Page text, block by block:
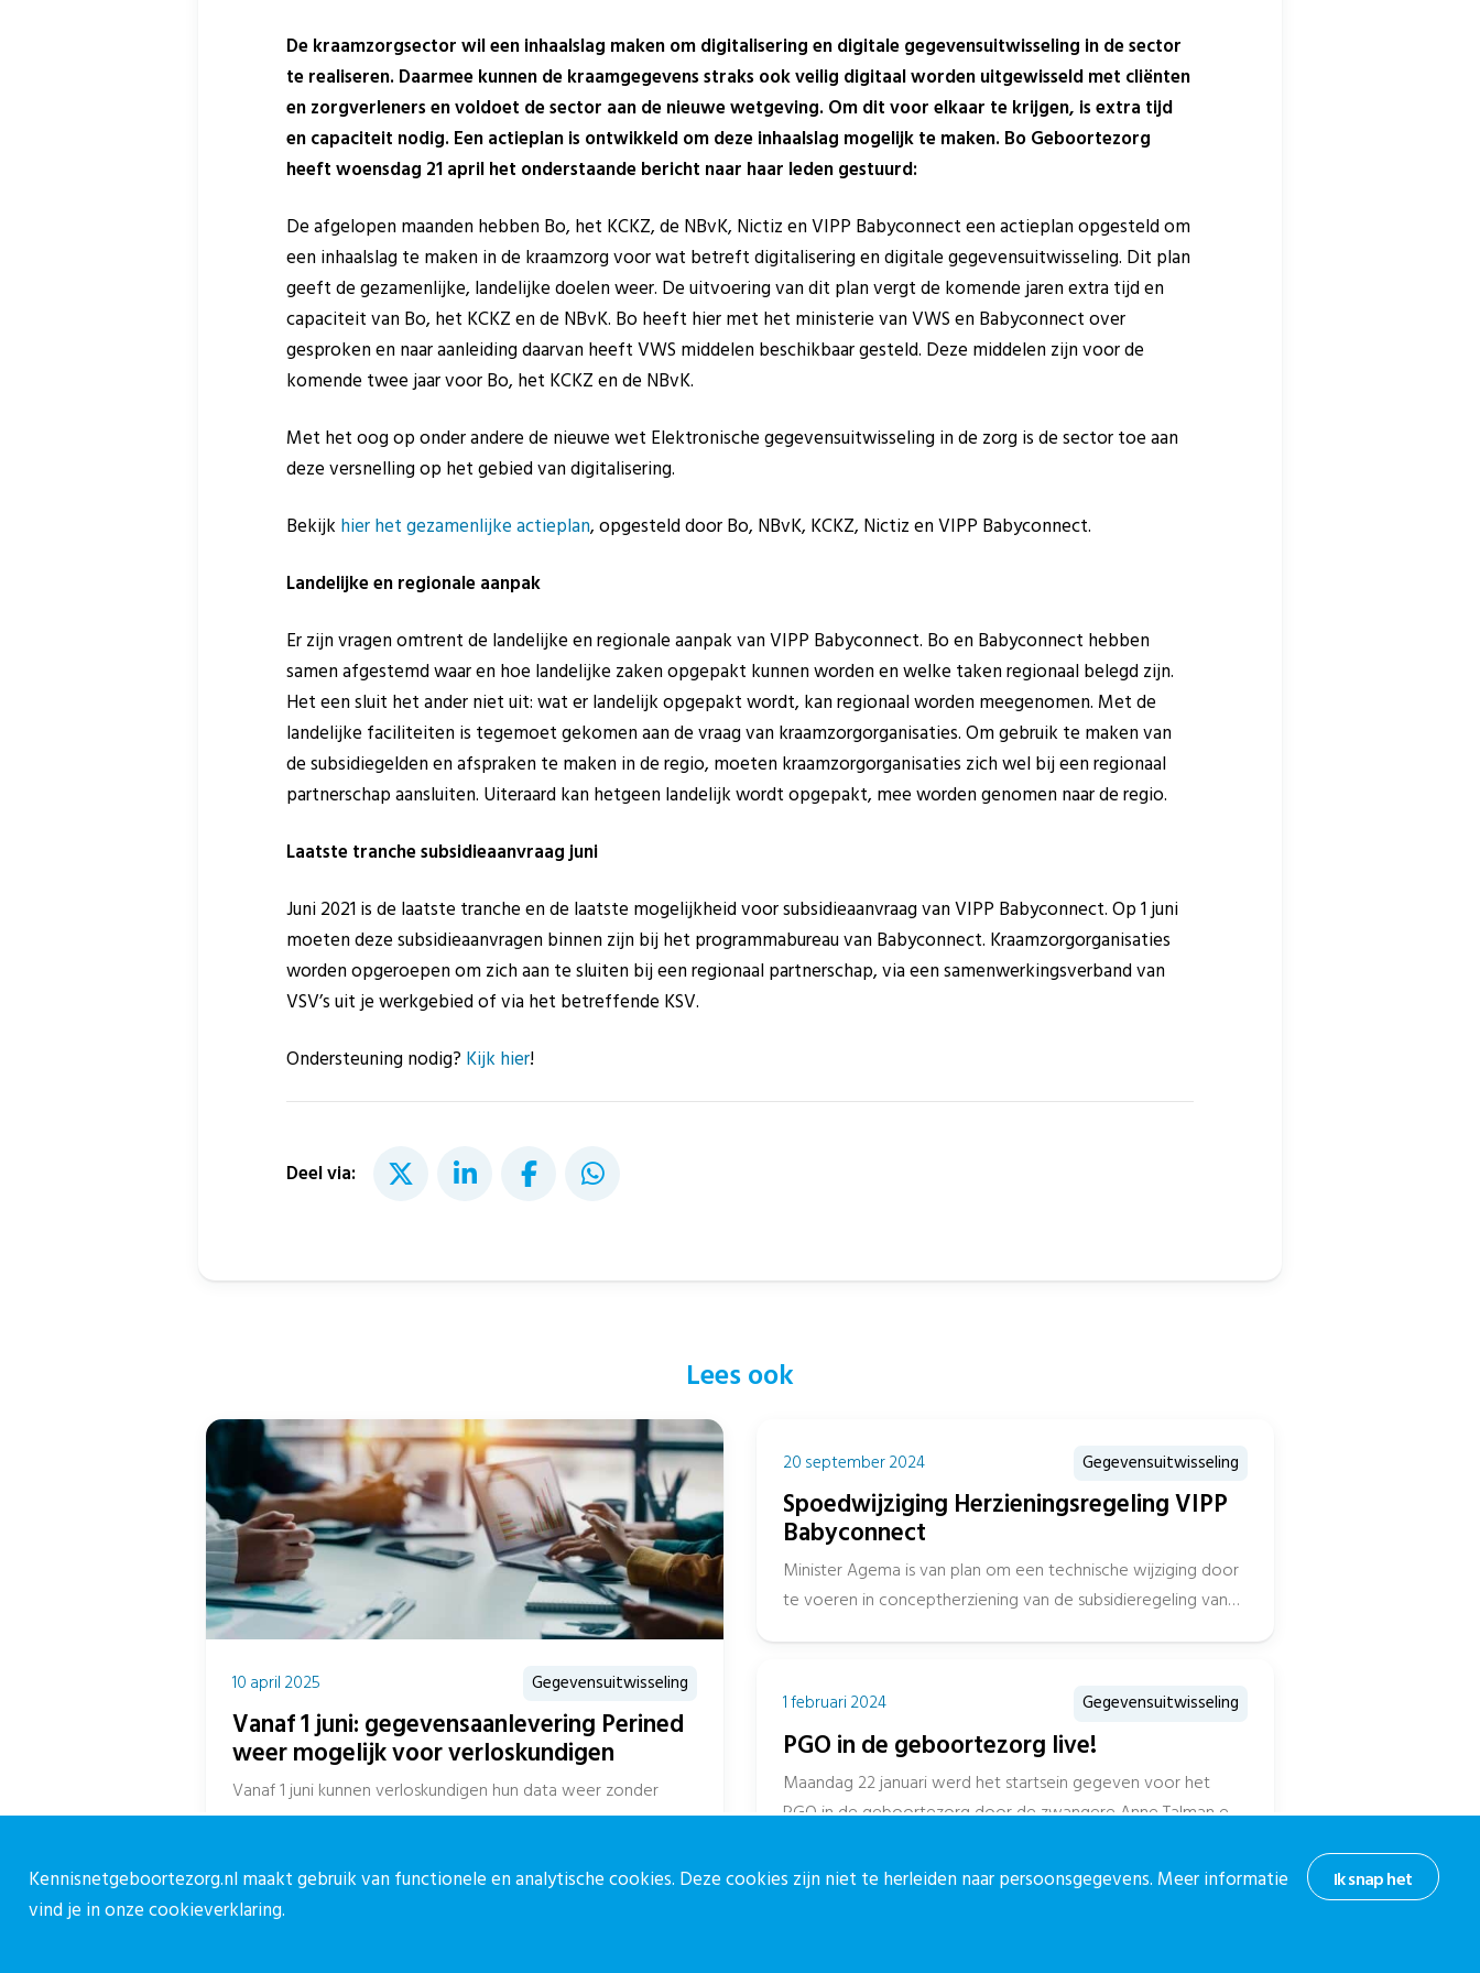
De kraamzorgsector wil een inhaalslag maken om digitalisering en digitale gegevensuitwisseling in de sector
te realiseren. Daarmee kunnen de kraamgegevens straks ook veilig digitaal worden uitgewisseld met cliënten
en zorgverleners en voldoet de sector aan de nieuwe wetgeving. Om dit voor elkaar te krijgen, is extra tijd
en capaciteit nodig. Een actieplan is ontwikkeld om deze inhaalslag mogelijk te maken. Bo Geboortezorg
heeft woensdag 21 april het onderstaande bericht naar haar leden gestuurd:
De afgelopen maanden hebben Bo, het KCKZ, de NBvK, Nictiz en VIPP Babyconnect een actieplan opgesteld om
een inhaalslag te maken in de kraamzorg voor wat betreft digitalisering en digitale gegevensuitwisseling. Dit plan
geeft de gezamenlijke, landelijke doelen weer. De uitvoering van dit plan vergt de komende jaren extra tijd en
capaciteit van Bo, het KCKZ en de NBvK. Bo heeft hier met het ministerie van VWS en Babyconnect over
gesproken en naar aanleiding daarvan heeft VWS middelen beschikbaar gesteld. Deze middelen zijn voor de
komende twee jaar voor Bo, het KCKZ en de NBvK.
Met het oog op onder andere de nieuwe wet Elektronische gegevensuitwisseling in de zorg is de sector toe aan
deze versnelling op het gebied van digitalisering.
Bekijk hier het gezamenlijke actieplan, opgesteld door Bo, NBvK, KCKZ, Nictiz en VIPP Babyconnect.
Landelijke en regionale aanpak
Er zijn vragen omtrent de landelijke en regionale aanpak van VIPP Babyconnect. Bo en Babyconnect hebben
samen afgestemd waar en hoe landelijke zaken opgepakt kunnen worden en welke taken regionaal belegd zijn.
Het een sluit het ander niet uit: wat er landelijk opgepakt wordt, kan regionaal worden meegenomen. Met de
landelijke faciliteiten is tegemoet gekomen aan de vraag van kraamzorgorganisaties. Om gebruik te maken van
de subsidiegelden en afspraken te maken in de regio, moeten kraamzorgorganisaties zich wel bij een regionaal
partnerschap aansluiten. Uiteraard kan hetgeen landelijk wordt opgepakt, mee worden genomen naar de regio.
Laatste tranche subsidieaanvraag juni
Juni 2021 is de laatste tranche en de laatste mogelijkheid voor subsidieaanvraag van VIPP Babyconnect. Op 1 juni
moeten deze subsidieaanvragen binnen zijn bij het programmabureau van Babyconnect. Kraamzorgorganisaties
worden opgeroepen om zich aan te sluiten bij een regionaal partnerschap, via een samenwerkingsverband van
VSV’s uit je werkgebied of via het betreffende KSV.
Ondersteuning nodig? Kijk hier!
Deel via:
Lees ook
10 april 2025 Gegevensuitwisseling
Vanaf 1 juni: gegevensaanlevering Perined
weer mogelijk voor verloskundigen
Vanaf 1 juni kunnen verloskundigen hun data weer zonder
extra kosten aanleveren bij Perined. Dit is goed nieuws voor
20 september 2024 Gegevensuitwisseling
Spoedwijziging Herzieningsregeling VIPP
Babyconnect
Minister Agema is van plan om een technische wijziging door
te voeren in conceptherziening van de subsidieregeling van
1 februari 2024 Gegevensuitwisseling
PGO in de geboortezorg live!
Maandag 22 januari werd het startsein gegeven voor het
PGO in de geboortezorg door de zwangere Anne Talman en
Ik snap het
Kennisnetgeboortezorg.nl maakt gebruik van functionele en analytische cookies. Deze cookies zijn niet te herleiden naar persoonsgegevens. Meer informatie
vind je in onzecookieverklaring.